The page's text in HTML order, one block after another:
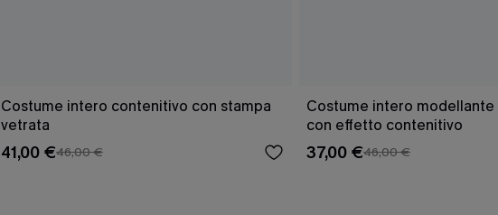
Costume intero contenitivo con stampa
vetrata
41,00 €46,00 €
Costume intero modellante
con effetto contenitivo
37,00 €46,00 €